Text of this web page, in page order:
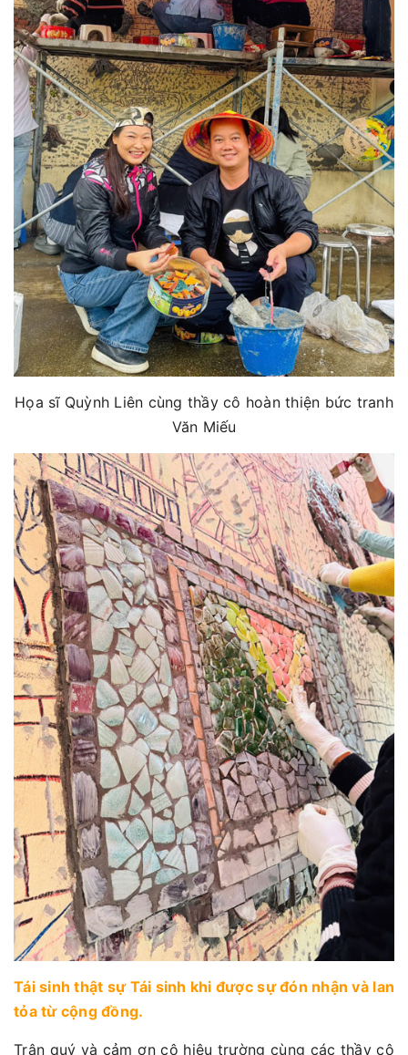
Họa sĩ Quỳnh Liên cùng thầy cô hoàn thiện bức tranh
Văn Miếu
Tái sinh thật sự Tái sinh khi được sự đón nhận và lan
tỏa từ cộng đồng.
Trân quý và cảm ơn cô hiệu trường cùng các thầy cô